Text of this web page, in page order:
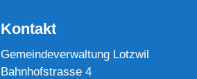
Kontakt
Gemeindeverwaltung Lotzwil
Bahnhofstrasse 4